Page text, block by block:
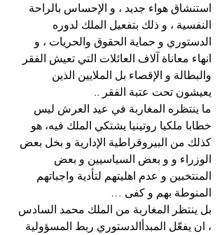
استنشاق هواء جديد ، و الإحساس بالراحة
النفسية ، و ذلك بتفعيل الملك لدوره
الدستوري و حماية الحقوق والحريات ، و
انهاء معاناة آلاف العائلات التي تعيش الفقر
والبطالة و الإقصاء بل الملايين الذين
يعيشون تحت عتبة الفقر ..
ما ينتظره المغاربة في عيد العرش ليس
خطابا ملكيا روتينيا يشتكي الملك فيه، هو
كذلك من البيروقراطية الإدارية و بخل بعض
الوزراء و و بعض السياسيين و بعض
المنتخبين و عدم اهليتهم لتأدية واجباتهم
المنوطة بهم و كفى …
بل ينتظر المغاربة من الملك محمد السادس
، ان يفعّل المبدأالدستوري ربط المسؤولية